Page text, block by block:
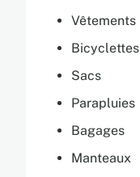
Vêtements
Bicyclettes
Sacs
Parapluies
Bagages
Manteaux